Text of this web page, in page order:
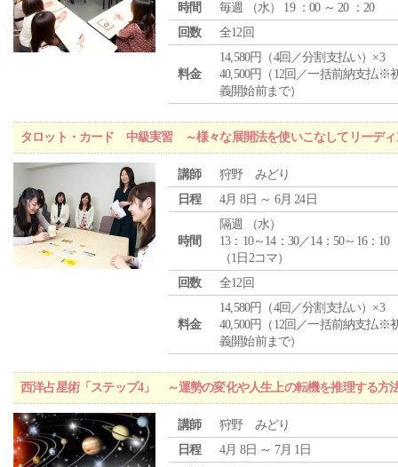
時間
毎週 （水） 19 ：00 ～ 20 ：20
回数
全12回
料金
14,580円（4回／分割支払い）×3
40,500円（12回／一括前納支払※
義開始前まで）
タロット・カード 中級実習 ～様々な展開法を使いこなしてリーディ
講師
狩野 みどり
日程
4月 8日 ～ 6月 24日
時間
隔週 （水）
13：10～14：30／14：50～16：10
（1日2コマ）
回数
全12回
料金
14,580円（4回／分割支払い）×3
40,500円（12回／一括前納支払※
義開始前まで）
西洋占星術「ステップ4」 ～運勢の変化や人生上の転機を推理する方
講師
狩野 みどり
日程
4月 8日 ～ 7月 1日